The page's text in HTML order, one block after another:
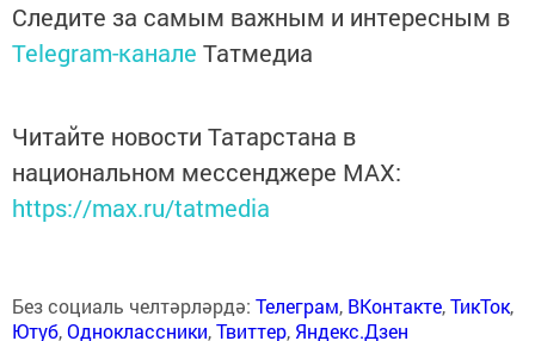
Следите за самым важным и интересным в
Telegram-канале Татмедиа
Читайте новости Татарстана в
национальном мессенджере MАХ:
https://max.ru/tatmedia
Без социаль челтәрләрдә: Телеграм, ВКонтакте,ТикТок,
Ютуб,Одноклассники,Твиттер, Яндекс.Дзен